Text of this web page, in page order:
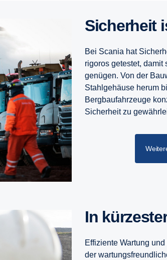
Bei Scania hat
rigoros getestet, damit
genügen. Von der
Stahlgehäuse herum
Bergbaufahrzeuge
Sicherheit zu
In
Effiziente Wartung
der